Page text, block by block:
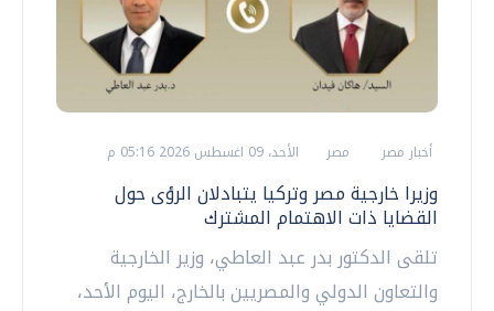
أخبار مصر مصر الأحد، 09 اغسطس 2026 05:16 م
وزيرا خارجية مصر وتركيا يتبادلان الرؤى حول
القضايا ذات الاهتمام المشترك
تلقى الدكتور بدر عبد العاطي، وزير الخارجية
والتعاون الدولي والمصريين بالخارج، اليوم الأحد،